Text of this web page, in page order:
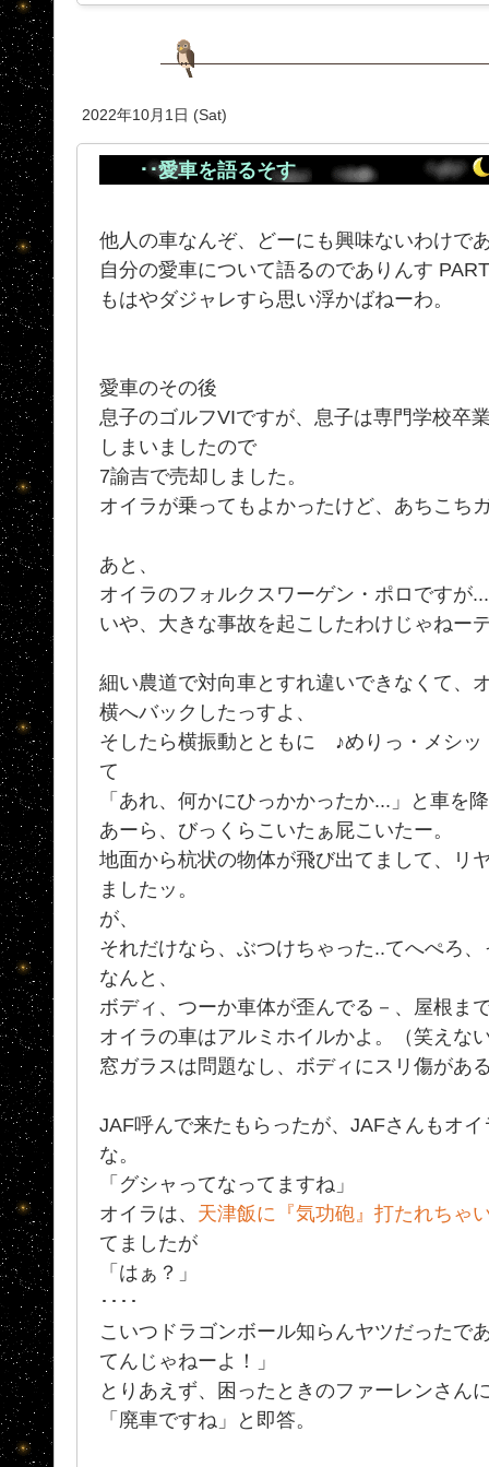
2022年10月1日 (Sat)
･･愛車を語るそす
他人の車なんぞ、どーにも興味ないわけで
自分の愛車について語るのでありんす
もはやダジャレすら思い浮かばねーわ。
愛車のその後
息子のゴルフVIですが、息子は専門学校卒
しまいましたので
7諭吉で売却しました。
オイラが乗ってもよかったけど、あちこち
あと、
オイラのフォルクスワーゲン・ポロです
いや、大きな事故を起こしたわけじゃねー
細い農道で対向車とすれ違いできなくて、
横へバックしたっすよ、
そしたら横振動とともに ♪めりっ・メシ
て
「あれ、何かにひっかかったか...」と車を
あーら、びっくらこいたぁ屁こいたー。
地面から杭状の物体が飛び出てまして、リ
ましたッ。
が、
それだけなら、ぶつけちゃった..てへぺろ
なんと、
ボディ、つーか車体が歪んでる－、屋根ま
オイラの車はアルミホイルかよ。（笑えな
窓ガラスは問題なし、ボディにスリ傷があ
JAF呼んで来たもらったが、JAFさんもオ
な。
「グシャってなってますね」
オイラは、 天津飯に『気功砲』打たれちゃ
てましたが
「はぁ？」
････
こいつドラゴンボール知らんヤツだったで
てんじゃねーよ！」
とりあえず、困ったときのファーレンさん
「廃車ですね」と即答。